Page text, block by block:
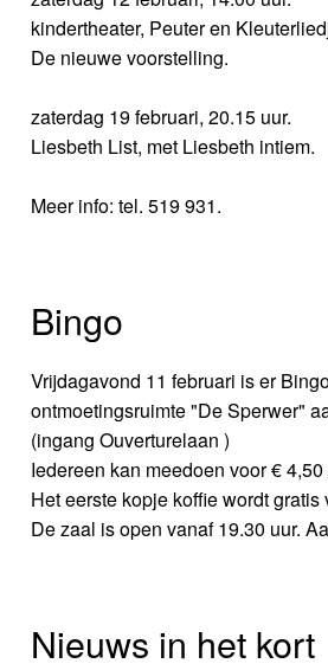
kindertheater, Peuter en
De nieuwe voorstelling.
zaterdag 19 februari, 20.15 uur.
Liesbeth List, met Liesbeth intiem.
Meer info: tel. 519 931.
Bingo
Vrijdagavond 11 februari is er
ontmoetingsruimte "De Sperwer"
(ingang Ouverturelaan )
Iedereen kan meedoen voor €
Het eerste kopje koffie wordt gratis
De zaal is open vanaf 19.30 uur.
Nieuws in het kort